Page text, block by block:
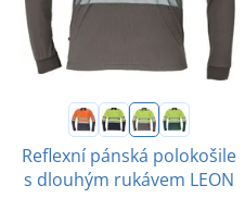
Reflexní pánská polokošile
s dlouhým rukávem LEON